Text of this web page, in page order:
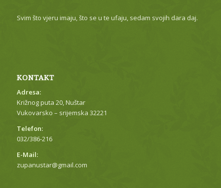
Svim što vjeru imaju, što se u te ufaju, sedam svojih dara daj.
KONTAKT
Adresa:
Križnog puta 20, Nuštar
Vukovarsko – srijemska 32221
Telefon:
032/386-216
E-Mail:
zupanustar@gmail.com